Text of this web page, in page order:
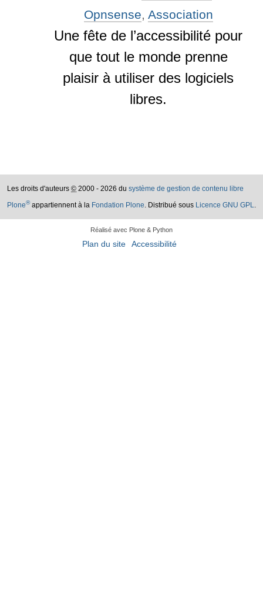
Opnsense, Association
Une fête de l’accessibilité pour
que tout le monde prenne
plaisir à utiliser des logiciels
libres.
Les droits d'auteurs © 2000 - 2026 du système de gestion de contenu libre
Plone®appartiennent à la Fondation Plone. Distribué sous Licence GNU GPL.
Réalisé avec Plone & Python
Plan du site Accessibilité